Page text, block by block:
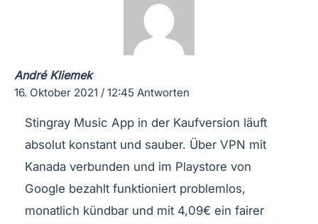
André Kliemek
16. Oktober 2021 / 12:45 Antworten
Stingray Music App in der Kaufversion läuft
absolut konstant und sauber. Über VPN mit
Kanada verbunden und im Playstore von
Google bezahlt funktioniert problemlos,
monatlich kündbar und mit 4,09€ ein fairer